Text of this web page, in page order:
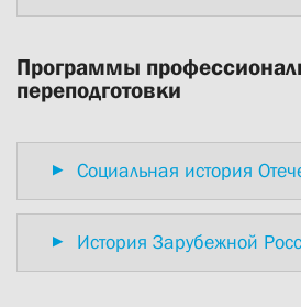
Программы
переподготовки
Социальная история
История Зарубежной